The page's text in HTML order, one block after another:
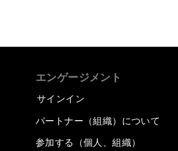
エンゲージメント
サインイン
パートナー（組織）について
参加する（個人、組織）